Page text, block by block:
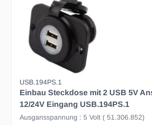
USB.194PS.1
Einbau Steckdose mit 2 USB 5V
12/24V Eingang USB.194PS.1
Ausgansspannung : 5 Volt ( 51.306.852)